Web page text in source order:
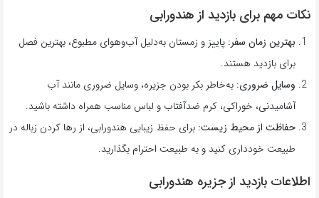
نکات مهم برای بازدید از هندورابی
بهترین زمان سفر: پاییز و زمستان به‌دلیل آب‌وهوای مطبوع، بهترین فصل
برای بازدید هستند.
وسایل ضروری: به‌خاطر بکر بودن جزیره، وسایل ضروری مانند آب
آشامیدنی، خوراکی، کرم ضدآفتاب و لباس مناسب همراه داشته باشید.
حفاظت از محیط زیست: برای حفظ زیبایی هندورابی، از رها کردن زباله در
طبیعت خودداری کنید و به طبیعت احترام بگذارید.
اطلاعات بازدید از جزیره هندورابی